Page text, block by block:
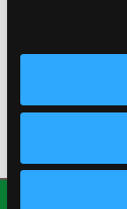
junio 2018